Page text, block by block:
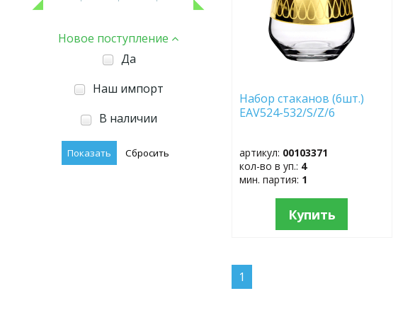
Новое поступление
Да
Наш импорт
В наличии
Набор стаканов (6шт.)
EAV524-532/S/Z/6
артикул: 00103371
кол-во в уп.: 4
мин. партия: 1
Купить
1